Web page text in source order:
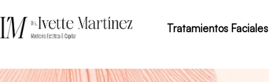
Tratamientos Faciales